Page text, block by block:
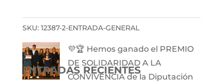
SKU: 12387-2-ENTRADA-GENERAL
ENTRADAS RECIENTES
💜🏆 Hemos ganado el PREMIO
DE SOLIDARIDAD A LA
CONVIVENCIA de la Diputación